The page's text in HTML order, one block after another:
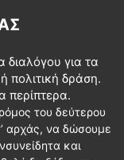
για τα
πολιτική δράση.
περίπτερα.
του δεύτερου
αρχάς, να δώσουμε
και